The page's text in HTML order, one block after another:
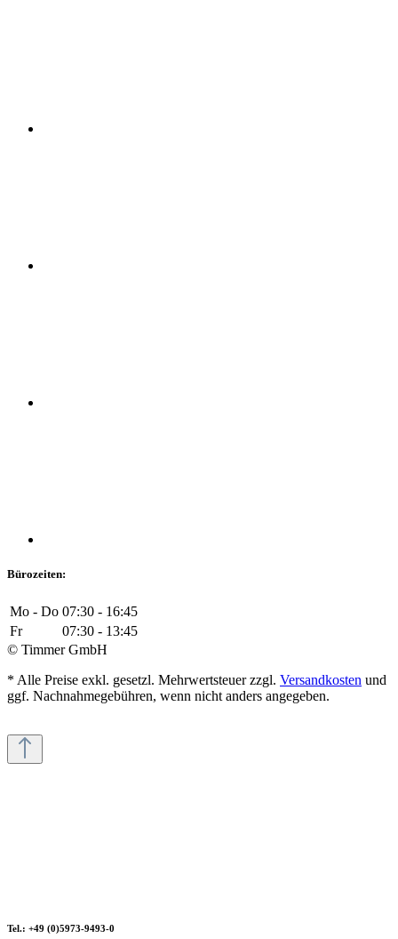
Bürozeiten:
Mo - Do 07:30 - 16:45
Fr
07:30 - 13:45
© Timmer GmbH
* Alle Preise exkl. gesetzl. Mehrwertsteuer zzgl. Versandkosten und
ggf. Nachnahmegebühren, wenn nicht anders angegeben.
Tel.: +49 (0)5973-9493-0